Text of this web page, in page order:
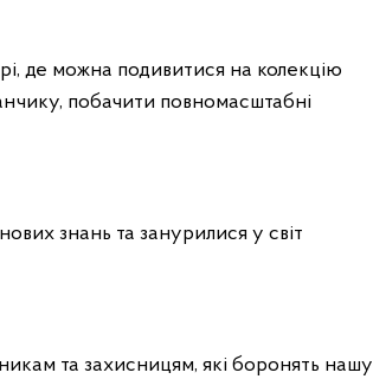
де можна подивитися на колекцію
побачити повномасштабні
знань та занурилися у світ
та захисницям, які боронять нашу